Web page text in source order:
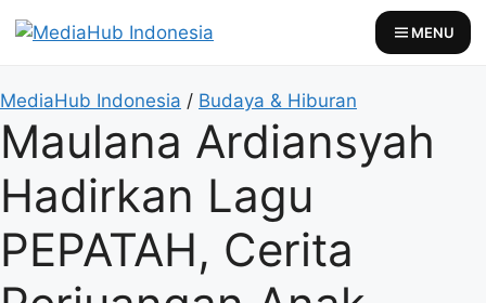
to
MENU
MediaHub Indonesia / Budaya & Hiburan
Maulana Ardiansyah
Hadirkan Lagu
PEPATAH, Cerita